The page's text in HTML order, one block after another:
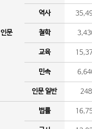
인문
역사
철학
교육
민속
인문 일반 248
법률